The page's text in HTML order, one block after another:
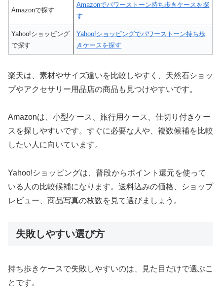
Amazonで探す
Amazonでパワーストーン持ち歩きケースを探
す
Yahoo!ショッピング
で探す
Yahoo!ショッピングでパワーストーン持ち歩
きケースを探す
楽天は、素材やサイズ違いを比較しやすく、天然石ショッ
プやアクセサリー用品店の商品も見つけやすいです。
Amazonは、小型ケース、旅行用ケース、仕切り付きケー
スを探しやすいです。すぐに必要な人や、複数候補を比較
したい人に向いています。
Yahoo!ショッピングは、普段からポイント還元を使って
いる人の比較候補になります。送料込みの価格、ショップ
レビュー、商品写真の枚数を見て選びましょう。
失敗しやすい選び方
持ち歩きケースで失敗しやすいのは、見た目だけで選ぶこ
とです。